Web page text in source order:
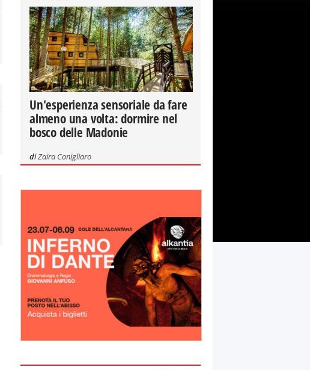
Un'esperienza sensoriale da fare
almeno una volta: dormire nel
bosco delle Madonie
diZaira Conigliaro